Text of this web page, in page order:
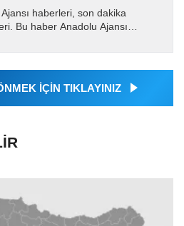
haberleri, son dakika
Bu haber Anadolu Ajansı
geçilen tüm...
İÇİN TIKLAYINIZ